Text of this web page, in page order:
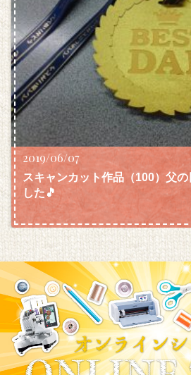
2019/06/07
スキャンカット作品（100）父
した🎵